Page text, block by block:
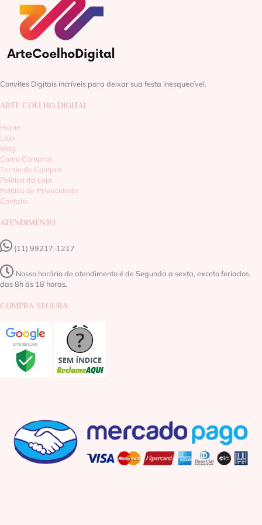
Convites Digitais incríveis para deixar sua festa inesquecível.
ARTE COELHO DIGITAL
Home
Loja
Blog
Como Comprar
Termo de Compra
Política da Loja
Política de Privacidade
Contato
ATENDIMENTO
(11) 99217-1217‬
Nosso horário de atendimento é de Segunda a sexta, exceto feriados,
das 8h às 18 horas.
COMPRA SEGURA